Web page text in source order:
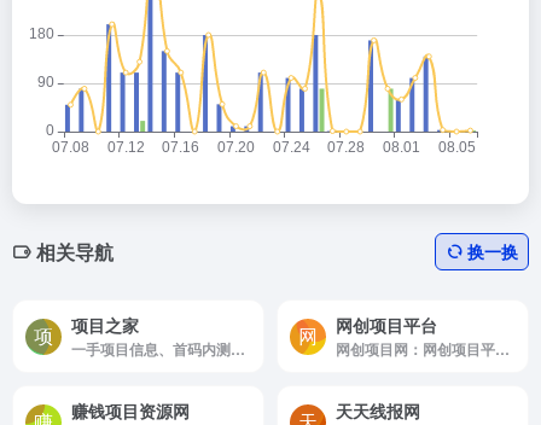
相关导航 换一换
项目之家
一手项目信息、首码内测等项目资源，适合上班族和创业者使用
网创项目平台
网创项目网：网创项目平台，网创项目资源整合分享网站，免费分享对接知识付费、副业赚钱项目教程、福缘网赚论坛、中创网等各类、各平台网创资源，揭秘曝光互联网各种网创骗局，助力创业、发展副业的好网站...
赚钱项目资源网 天天线报网